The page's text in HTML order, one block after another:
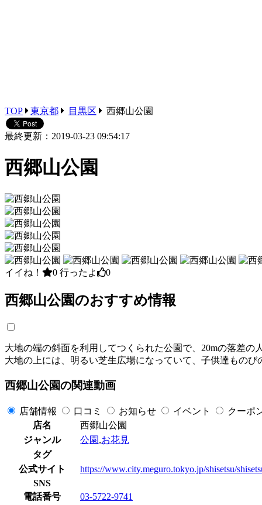
TOP 東京都 目黒区 西郷山公園
最終更新：2019-03-23 09:54:17
西郷山公園
イイね！ 0 行ったよ 0
西郷山公園のおすすめ情報
大地の端の斜面を利用してつくられた公園で、20mの落差
大地の上には、明るい芝生広場になっていて、子供達ものび
西郷山公園の関連動画
店舗情報 口コミ お知らせ イベント
クーポ
店名
西郷山公園
ジャンル
公園 ,お花見
タグ
公式サイト
https://www.city.meguro.tokyo.jp/shisetsu/
SNS
電話番号
03-5722-9741